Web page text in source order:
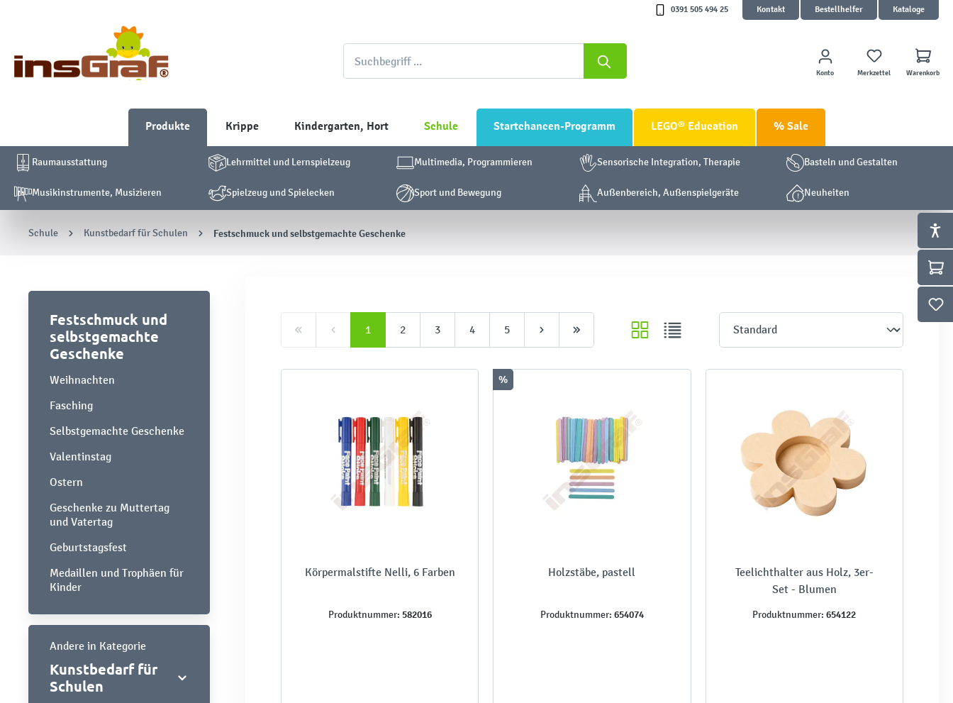
0391 505 494 25 Kontakt Bestellhelfer Kataloge
Konto Merkzettel Warenkorb
Produkte Krippe Kindergarten, Hort Schule Startchancen-Programm LEGO® Education % Sale
Raumausstattung Lehrmittel und Lernspielzeug Multimedia, Programmieren Sensorische Integration, Therapie Basteln und Gestalten
Musikinstrumente, Musizieren Spielzeug und Spielecken Sport und Bewegung Außenbereich, Außenspielgeräte Neuheiten
Schule Kunstbedarf für Schulen Festschmuck und selbstgemachte Geschenke
Festschmuck und
selbstgemachte
Geschenke
Weihnachten
Fasching
Selbstgemachte Geschenke
Valentinstag
Ostern
Geschenke zu Muttertag
und Vatertag
Geburtstagsfest
Medaillen und Trophäen für
Kinder
Andere in Kategorie
Kunstbedarf für
Schulen
1 2 3 4 5
Körpermalstifte Nelli, 6 Farben
Produktnummer: 582016
%
Holzstäbe, pastell
Produktnummer: 654074
Teelichthalter aus Holz, 3er-
Set - Blumen
Produktnummer: 654122